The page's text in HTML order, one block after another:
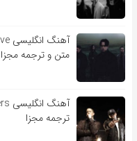
متن و ترجمه مجزا
ترجمه مجزا